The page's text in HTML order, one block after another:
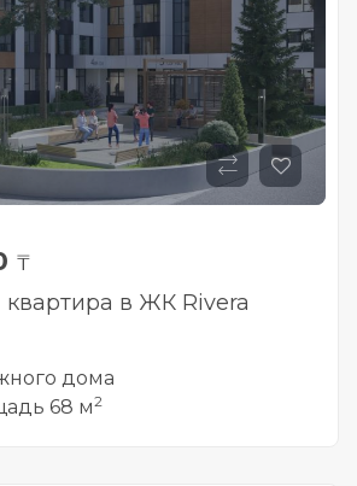
₸
квартира в ЖК Rivera
дома
68 м2